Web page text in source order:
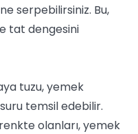
serpebilirsiniz. Bu,
tat dengesini
tuzu, yemek
temsil edebilir.
olanları, yemek